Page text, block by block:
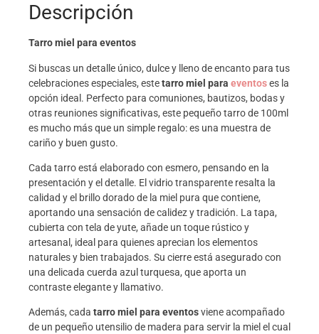
Descripción
Tarro miel para eventos
Si buscas un detalle único, dulce y lleno de encanto para tus
celebraciones especiales, estetarro miel para eventoses la
opción ideal. Perfecto para comuniones, bautizos, bodas y
otras reuniones significativas, este pequeño tarro de 100ml
es mucho más que un simple regalo: es una muestra de
cariño y buen gusto.
Cada tarro está elaborado con esmero, pensando en la
presentación y el detalle. El vidrio transparente resalta la
calidad y el brillo dorado de la miel pura que contiene,
aportando una sensación de calidez y tradición. La tapa,
cubierta con tela de yute, añade un toque rústico y
artesanal, ideal para quienes aprecian los elementos
naturales y bien trabajados. Su cierre está asegurado con
una delicada cuerda azul turquesa, que aporta un
contraste elegante y llamativo.
Además, cada tarro miel para eventosviene acompañado
de un pequeño utensilio de madera para servir la miel el cual